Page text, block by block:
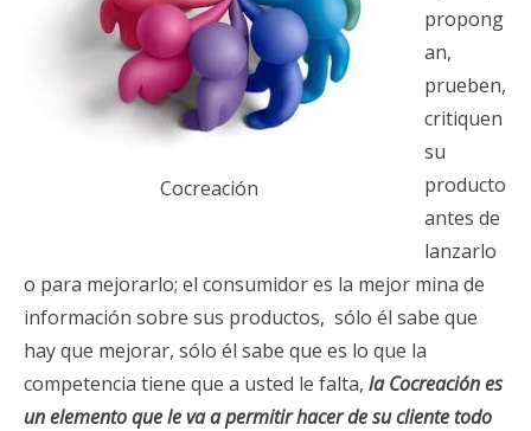
Cocreación
propong
an,
prueben,
critiquen
su
producto
antes de
lanzarlo
o para mejorarlo; el consumidor es la mejor mina de
información sobre sus productos, sólo él sabe que
hay que mejorar, sólo él sabe que es lo que la
competencia tiene que a usted le falta, la Cocreación es
un elemento que le va a permitir hacer de su cliente todo